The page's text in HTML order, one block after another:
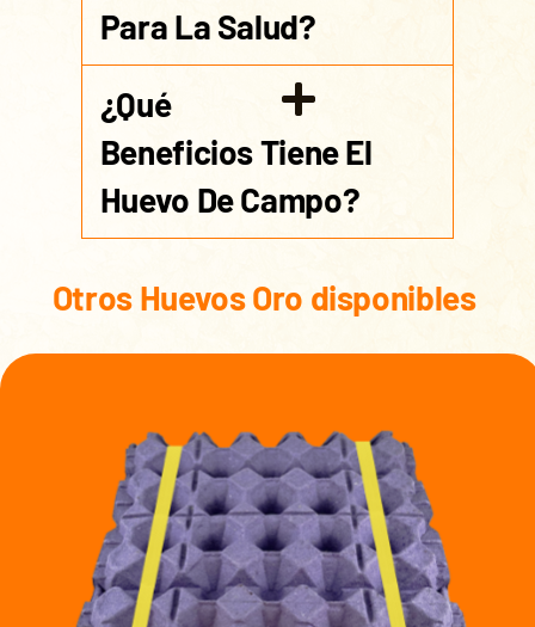
Para La Salud?
¿Qué
Beneficios Tiene El
Huevo De Campo?
Otros Huevos Oro disponibles